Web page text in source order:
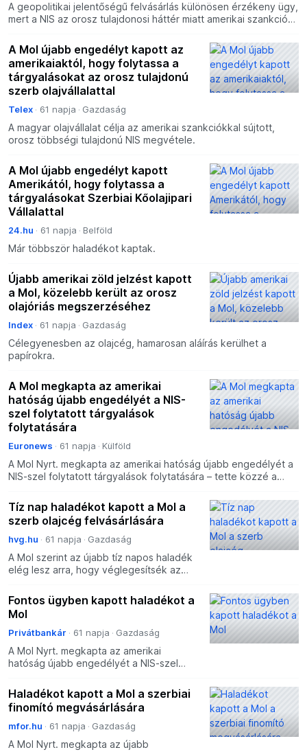
A geopolitikai jelentőségű felvásárlás különösen érzékeny ügy,
mert a NIS az orosz tulajdonosi háttér miatt amerikai szankciók
A Mol újabb engedélyt kapott az
amerikaiaktól, hogy folytassa a
tárgyalásokat az orosz tulajdonú
szerb olajvállalattal
Telex 61 napja Gazdaság
A magyar olajvállalat célja az amerikai szankciókkal sújtott,
orosz többségi tulajdonú NIS megvétele.
A Mol újabb engedélyt kapott
Amerikától, hogy folytassa a
tárgyalásokat Szerbiai Kőolajipari
Vállalattal
24.hu 61 napja Belföld
Már többször haladékot kaptak.
Újabb amerikai zöld jelzést kapott
a Mol, közelebb került az orosz
olajóriás megszerzéséhez
Index 61 napja Gazdaság
Célegyenesben az olajcég, hamarosan aláírás kerülhet a
papírokra.
A Mol megkapta az amerikai
hatóság újabb engedélyét a NIS-
szel folytatott tárgyalások
folytatására
Euronews 61 napja Külföld
A Mol Nyrt. megkapta az amerikai hatóság újabb engedélyét a
NIS-szel folytatott tárgyalások folytatására – tette közzé a
Tíz nap haladékot kapott a Mol a
szerb olajcég felvásárlására
hvg.hu 61 napja Gazdaság
A Mol szerint az újabb tíz napos haladék
elég lesz arra, hogy véglegesítsék az
hírek, hogy 30 napra volna szükség.
Fontos ügyben kapott haladékot a
Mol
Privátbankár 61 napja Gazdaság
A Mol Nyrt. megkapta az amerikai
hatóság újabb engedélyét a NIS-szel
Haladékot kapott a Mol a szerbiai
finomító megvásárlására
mfor.hu 61 napja Gazdaság
A Mol Nyrt. megkapta az újabb